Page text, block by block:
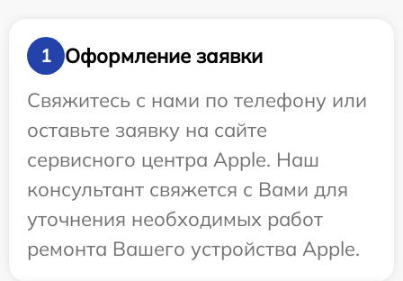
1
Оформление заявки
Свяжитесь с нами по телефону или
оставьте заявку на сайте
сервисного центра Apple. Наш
консультант свяжется с Вами для
уточнения необходимых работ
ремонта Вашего устройства Apple.